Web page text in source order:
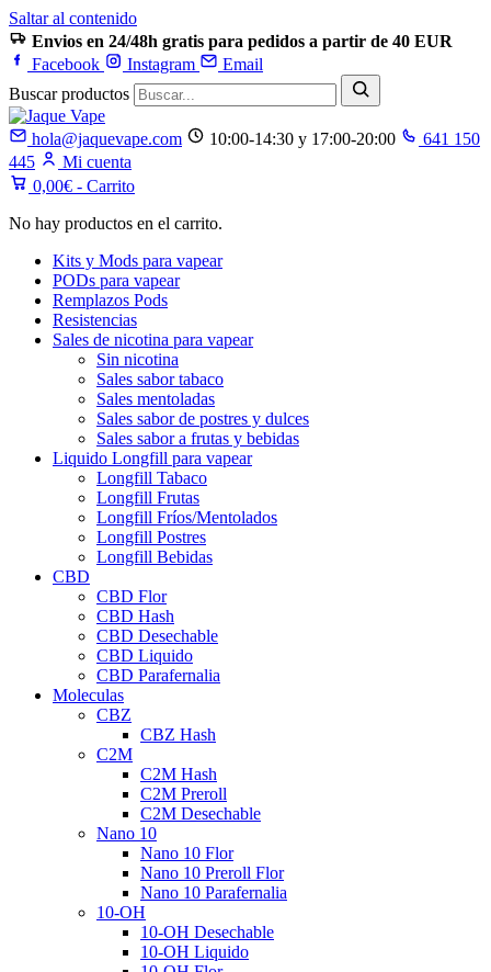
Saltar al contenido
Envios en 24/48h gratis para pedidos a partir de 40 EUR
Facebook
Instagram
Email
Buscar productos
hola@jaquevape.com 10:00-14:30 y 17:00-20:00
641 150
445
Mi cuenta
0,00€ - Carrito
No hay productos en el carrito.
Kits y Mods para vapear
PODs para vapear
Remplazos Pods
Resistencias
Sales de nicotina para vapear
Sin nicotina
Sales sabor tabaco
Sales mentoladas
Sales sabor de postres y dulces
Sales sabor a frutas y bebidas
Liquido Longfill para vapear
Longfill Tabaco
Longfill Frutas
Longfill Fríos/Mentolados
Longfill Postres
Longfill Bebidas
CBD
CBD Flor
CBD Hash
CBD Desechable
CBD Liquido
CBD Parafernalia
Moleculas
CBZ
CBZ Hash
C2M
C2M Hash
C2M Preroll
C2M Desechable
Nano 10
Nano 10 Flor
Nano 10 Preroll Flor
Nano 10 Parafernalia
10-OH
10-OH Desechable
10-OH Liquido